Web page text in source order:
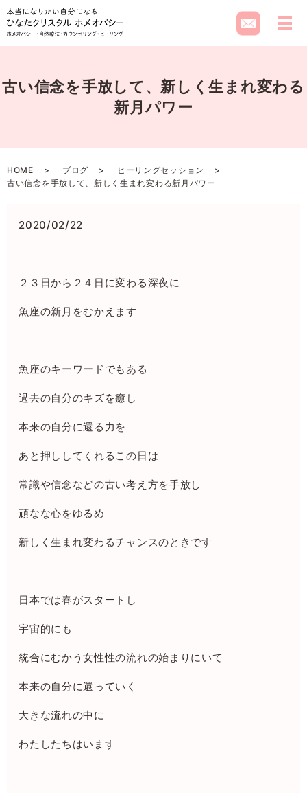
メ
古い信念を手放して、新しく生まれ変わる
新月パワー
HOME ブログ
ヒーリングセッション
古い信念を手放して、新しく生まれ変わる新月パワー
2020/02/22
２３日から２４日に変わる深夜に
魚座の新月をむかえます
魚座のキーワードでもある
過去の自分のキズを癒し
本来の自分に還る力を
あと押ししてくれるこの日は
常識や信念などの古い考え方を手放し
頑なな心をゆるめ
新しく生まれ変わるチャンスのときです
日本では春がスタートし
宇宙的にも
統合にむかう女性性の流れの始まりにいて
本来の自分に還っていく
大きな流れの中に
わたしたちはいます